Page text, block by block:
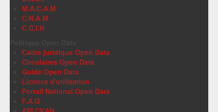
M.A.C.A.M
C.N.A.M
C.C.I.H
Cadre juridique Open Data
Circulaires Open Data
Guide Open Data
Licence d'utilisation
Portail National Open Data
F.A.Q